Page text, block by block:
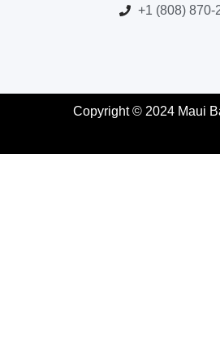
+1 (808) 870-
Copyright © 2024 Maui